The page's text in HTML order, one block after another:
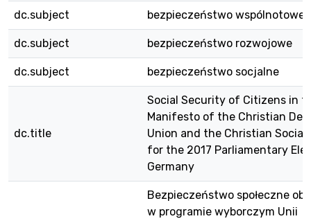
dc.subject bezpieczeństwo wspólnotowe
dc.subject bezpieczeństwo rozwojowe
dc.subject bezpieczeństwo socjalne
dc.title
Social Security of Citizens in
Manifesto of the Christian
Union and the Christian Social
for the 2017 Parliamentary
Germany
Bezpieczeństwo społeczne
w programie wyborczym Unii